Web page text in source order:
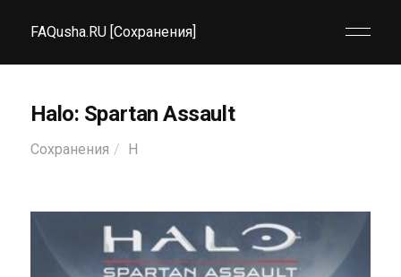
FAQusha.RU [Сохранения]
Halo: Spartan Assault
Сохранения H